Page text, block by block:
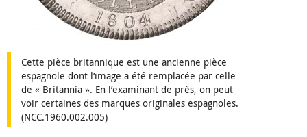
Cette pièce britannique est une ancienne pièce
espagnole dont l’image a été remplacée par celle
de « Britannia ». En l’examinant de près, on peut
voir certaines des marques originales espagnoles.
(NCC.1960.002.005)